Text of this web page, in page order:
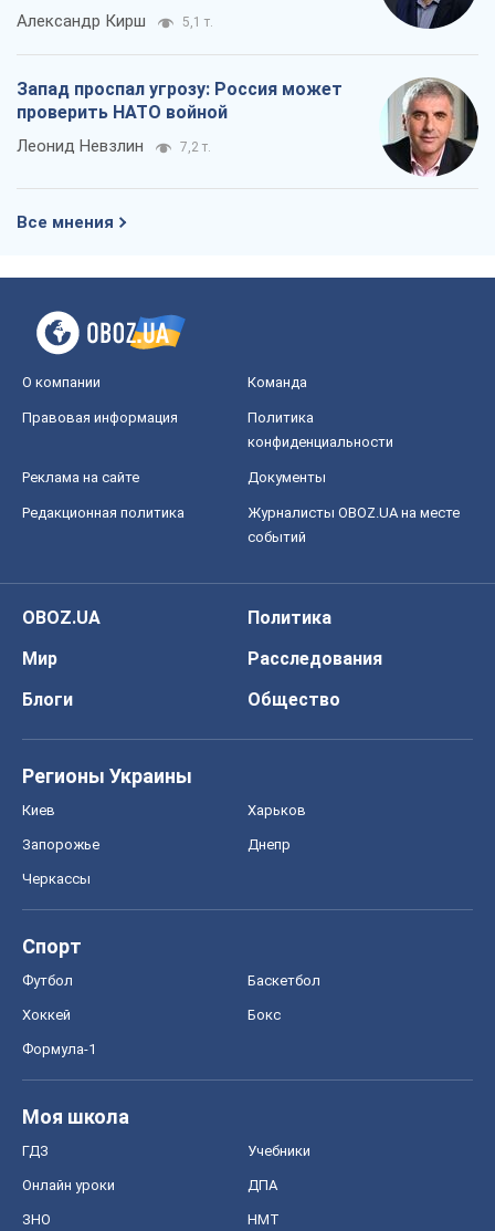
Александр Кирш 5,1 т.
Запад проспал угрозу: Россия может
проверить НАТО войной
Леонид Невзлин 7,2 т.
Все мнения
О компании Команда
Правовая информация
Политика
конфиденциальности
Реклама на сайте Документы
Редакционная политика
Журналисты OBOZ.UA на месте
событий
OBOZ.UA
Политика
Мир
Расследования
Блоги
Общество
Регионы Украины
Киев Харьков
Запорожье Днепр
Черкассы
Спорт
Футбол Баскетбол
Хоккей Бокс
Формула-1
Моя школа
ГДЗ Учебники
Онлайн уроки ДПА
ЗНО НМТ